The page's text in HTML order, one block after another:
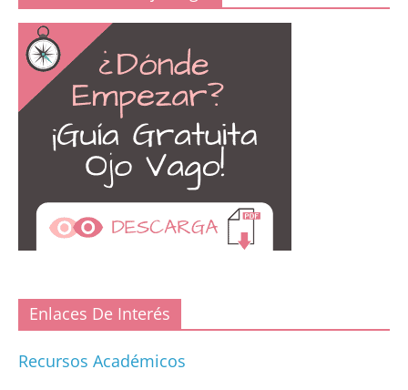
Enlaces De Interés
Recursos Académicos